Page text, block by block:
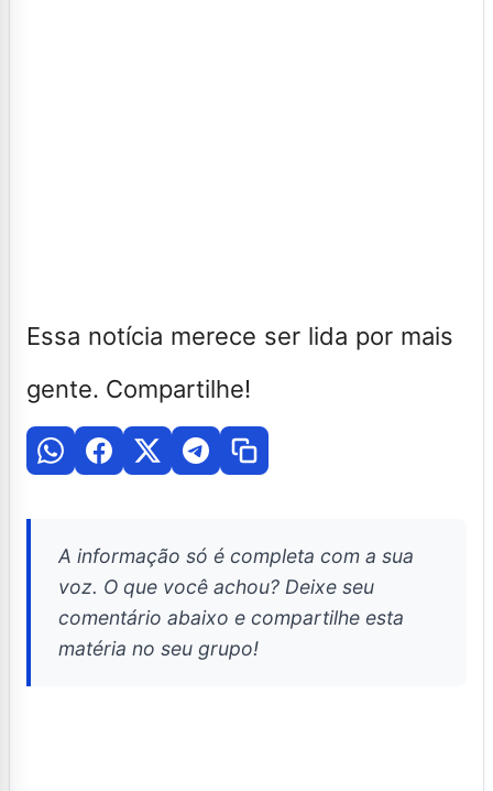
Essa notícia merece ser lida por mais
gente. Compartilhe!
A informação só é completa com a sua
voz. O que você achou? Deixe seu
comentário abaixo e compartilhe esta
matéria no seu grupo!